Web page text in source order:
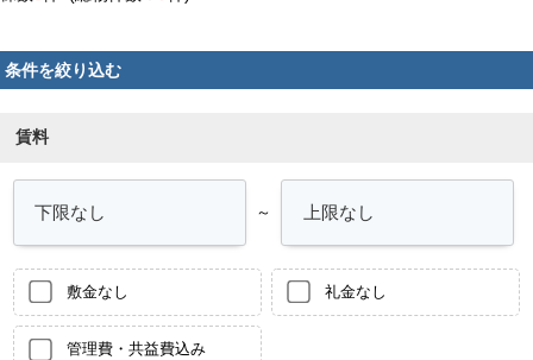
条件を絞り込む
賃料
～
敷金なし 礼金なし
管理費・共益費込み